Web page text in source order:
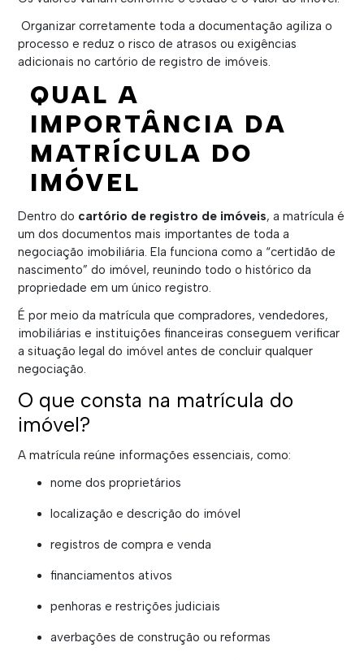
Organizar corretamente toda a documentação agiliza o
processo e reduz o risco de atrasos ou exigências
adicionais no cartório de registro de imóveis.
QUAL A
IMPORTÂNCIA DA
MATRÍCULA DO
IMÓVEL
Dentro do cartório de registro de imóveis, a matrícula é
um dos documentos mais importantes de toda a
negociação imobiliária. Ela funciona como a “certidão de
nascimento” do imóvel, reunindo todo o histórico da
propriedade em um único registro.
É por meio da matrícula que compradores, vendedores,
imobiliárias e instituições financeiras conseguem verificar
a situação legal do imóvel antes de concluir qualquer
negociação.
O que consta na matrícula do
imóvel?
A matrícula reúne informações essenciais, como:
nome dos proprietários
localização e descrição do imóvel
registros de compra e venda
financiamentos ativos
penhoras e restrições judiciais
averbações de construção ou reformas